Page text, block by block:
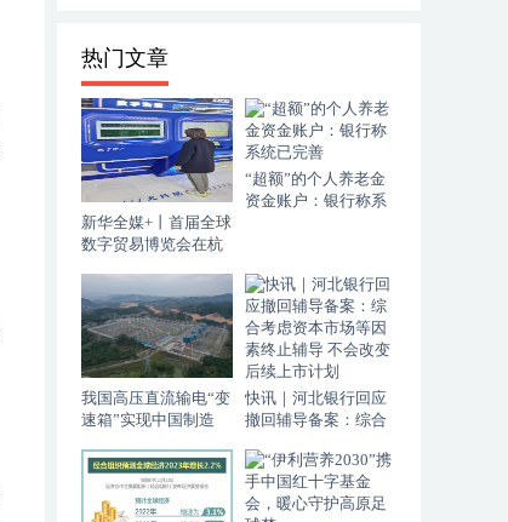
热门文章
新华全媒+丨首届全球
数字贸易博览会在杭
向
“超额”的个人养老金
资金账户：银行称系
我国高压直流输电“变
速箱”实现中国制造
快讯｜河北银行回应
撤回辅导备案：综合
终止辅导 不会改变后
续上市计划